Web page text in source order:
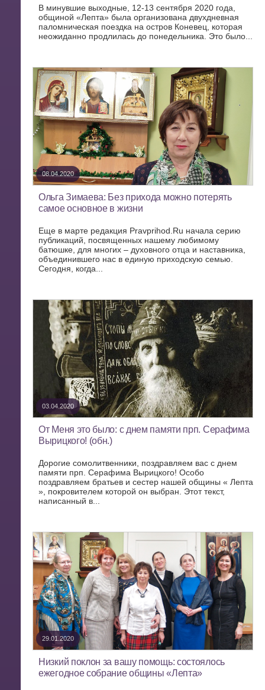
В минувшие выходные, 12-13 сентября 2020 года,
общиной «Лепта» была организована двухдневная
паломническая поездка на остров Коневец, которая
неожиданно продлилась до понедельника. Это было...
08.04.2020
Ольга Зимаева: Без прихода можно потерять
самое основное в жизни
Еще в марте редакция Pravprihod.Ru начала серию
публикаций, посвященных нашему любимому
батюшке, для многих – духовного отца и наставника,
объединившего нас в единую приходскую семью.
Сегодня, когда...
03.04.2020
От Меня это было: с днем памяти прп. Серафима
Вырицкого! (обн.)
Дорогие сомолитвенники, поздравляем вас с днем
памяти прп. Серафима Вырицкого! Особо
поздравляем братьев и сестер нашей общины « Лепта
», покровителем которой он выбран. Этот текст,
написанный в...
29.01.2020
Низкий поклон за вашу помощь: состоялось
ежегодное собрание общины «Лепта»